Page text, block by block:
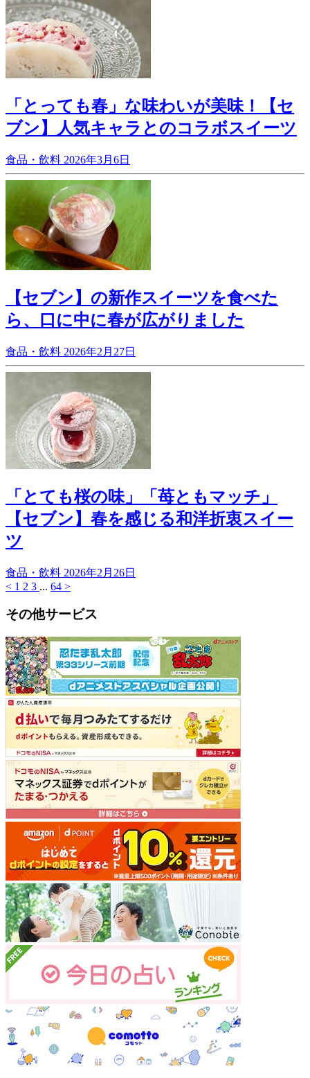
「とっても春」な味わいが美味！【セ
ブン】人気キャラとのコラボスイーツ
食品・飲料 2026年3月6日
【セブン】の新作スイーツを食べた
ら、口に中に春が広がりました
食品・飲料 2026年2月27日
「とても桜の味」「苺ともマッチ」
【セブン】春を感じる和洋折衷スイー
ツ
食品・飲料 2026年2月26日
< 1 2 3 ... 64 >
その他サービス